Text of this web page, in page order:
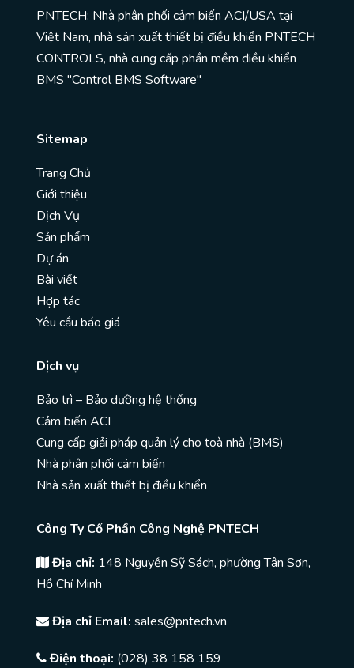
PNTECH: Nhà phân phối cảm biến ACI/USA tại
Việt Nam, nhà sản xuất thiết bị điều khiển PNTECH
CONTROLS, nhà cung cấp phần mềm điều khiển
BMS "Control BMS Software"
Sitemap
Trang Chủ
Giới thiệu
Dịch Vụ
Sản phẩm
Dự án
Bài viết
Hợp tác
Yêu cầu báo giá
Dịch vụ
Bảo trì – Bảo dưỡng hệ thống
Cảm biến ACI
Cung cấp giải pháp quản lý cho toà nhà (BMS)
Nhà phân phối cảm biến
Nhà sản xuất thiết bị điều khiển
Công Ty Cổ Phần Công Nghệ PNTECH
Địa chỉ: 148 Nguyễn Sỹ Sách, phường Tân Sơn,
Hồ Chí Minh
Địa chỉ Email: sales@pntech.vn
Điện thoại: (028) 38 158 159